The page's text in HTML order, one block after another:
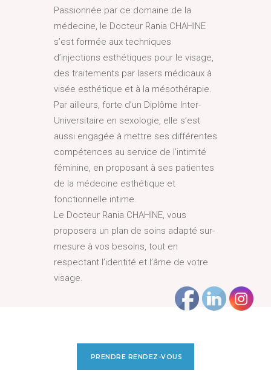
Passionnée par ce domaine de la
médecine, le Docteur Rania CHAHINE
s’est formée aux techniques
d’injections esthétiques pour le visage,
des traitements par lasers médicaux à
visée esthétique et à la mésothérapie.
Par ailleurs, forte d’un Diplôme Inter-
Universitaire en sexologie, elle s’est
aussi engagée à mettre ses différentes
compétences au service de l’intimité
féminine, en proposant à ses patientes
de la médecine esthétique et
fonctionnelle intime.
Le Docteur Rania CHAHINE, vous
proposera un plan de soins adapté sur-
mesure à vos besoins, tout en
respectant l’identité et l’âme de votre
visage.
PRENDRE RENDEZ-VOUS